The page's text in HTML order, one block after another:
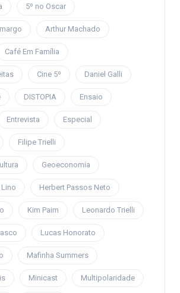
5º no Oscar
Arthur Machado
Café Em Família
Cine 5º Daniel Galli
DISTOPIA Ensaio
Entrevista Especial
Filipe Trielli
Geoeconomia
Herbert Passos Neto
Kim Paim Leonardo Trielli
Lucas Honorato
Mafinha Summers
Minicast Multipolaridade